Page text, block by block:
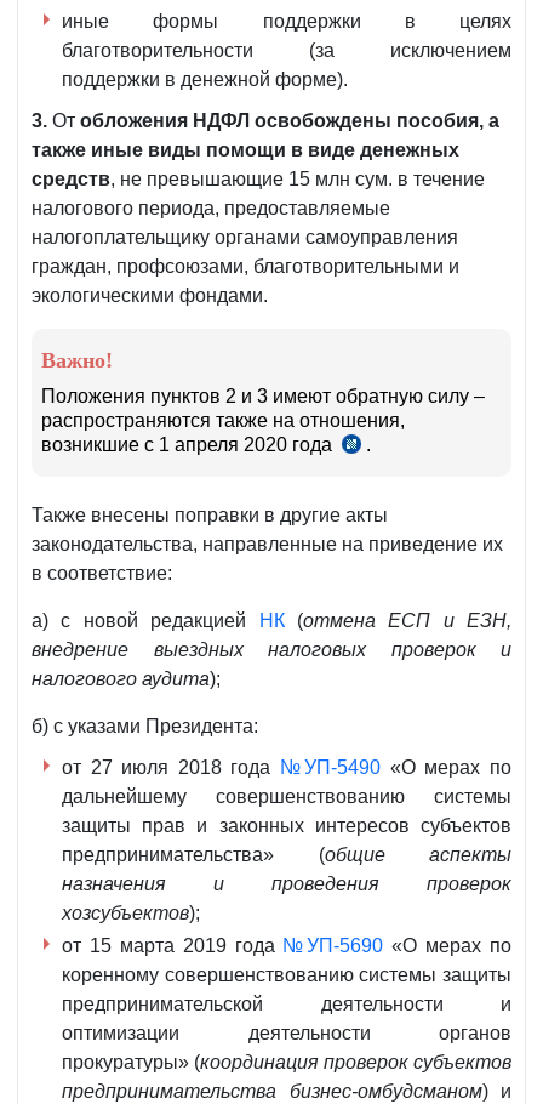
иные формы поддержки в целях
благотворительности (за исключением
поддержки в денежной форме).
3. От обложения НДФЛ освобождены пособия, а
также иные виды помощи в виде денежных
средств, не превышающие 15 млн сум. в течение
налогового периода, предоставляемые
налогоплательщику органами самоуправления
граждан, профсоюзами, благотворительными и
экологическими фондами.
Важно!
Положения пунктов 2 и 3 имеют обратную силу –
распространяются также на отношения,
возникшие с 1 апреля 2020 года
см.
19.03.2020
г.
.
Также внесены поправки в другие акты
законодательства, направленные на приведение их
в соответствие:
а) с новой редакцией НК(отмена ЕСП и ЕЗН,
внедрение выездных налоговых проверок и
налогового аудита);
б) с указами Президента:
от 27 июля 2018 года
№УП-5490 «О мерах по
дальнейшему совершенствованию системы
защиты прав и законных интересов субъектов
предпринимательства» (общие аспекты
назначения и проведения проверок
хозсубъектов);
от 15 марта 2019 года №УП-5690 «О мерах по
коренному совершенствованию системы защиты
предпринимательской деятельности и
оптимизации деятельности органов
прокуратуры» (координация проверок субъектов
предпринимательства бизнес-омбудсманом) и